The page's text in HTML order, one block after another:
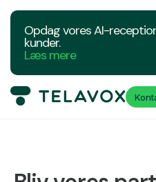
Opdag vores AI-
kunder.
Læs mere